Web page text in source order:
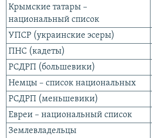
Крымские татары –
национальный список
УПСР (украинские эсеры)
ПНС (кадеты)
РСДРП (большевики)
Немцы – список национальных
РСДРП (меньшевики)
Евреи – национальный список
Землевладельцы